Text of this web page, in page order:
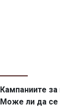
Кампаниите
Може ли да се